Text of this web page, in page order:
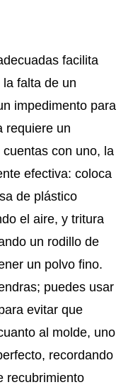
facilita
falta de un
impedimento para
requiere un
con uno, la
efectiva: coloca
de plástico
el aire, y tritura
un rodillo de
un polvo fino.
puedes usar
evitar que
al molde, uno
recordando
recubrimiento